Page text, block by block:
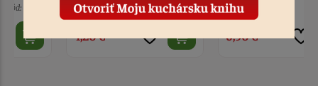
Kód: 7637
4,20 €
2 ks
6,90 €